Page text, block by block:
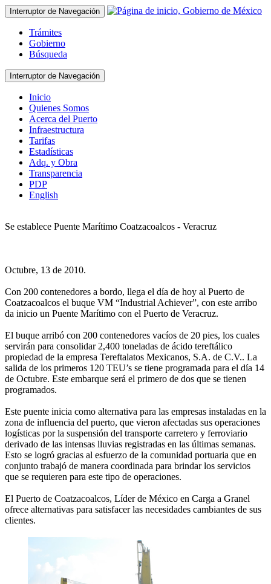
Interruptor de Navegación
Trámites
Gobierno
Búsqueda
Interruptor de Navegación
Inicio
Quienes Somos
Acerca del Puerto
Infraestructura
Tarifas
Estadísticas
Adq. y Obra
Transparencia
PDP
English
Se establece Puente Marítimo Coatzacoalcos - Veracruz
Octubre, 13 de 2010.
Con 200 contenedores a bordo, llega el día de hoy al Puerto de
Coatzacoalcos el buque VM “Industrial Achiever”, con este arribo
da inicio un Puente Marítimo con el Puerto de Veracruz.
El buque arribó con 200 contenedores vacíos de 20 pies, los cuales
servirán para consolidar 2,400 toneladas de ácido tereftálico
propiedad de la empresa Tereftalatos Mexicanos, S.A. de C.V.. La
salida de los primeros 120 TEU’s se tiene programada para el día 14
de Octubre. Este embarque será el primero de dos que se tienen
programados.
Este puente inicia como alternativa para las empresas instaladas en la
zona de influencia del puerto, que vieron afectadas sus operaciones
logísticas por la suspensión del transporte carretero y ferroviario
derivado de las intensas lluvias registradas en las últimas semanas.
Esto se logró gracias al esfuerzo de la comunidad portuaria que en
conjunto trabajó de manera coordinada para brindar los servicios
que se requieren para este tipo de operaciones.
El Puerto de Coatzacoalcos, Líder de México en Carga a Granel
ofrece alternativas para satisfacer las necesidades cambiantes de sus
clientes.